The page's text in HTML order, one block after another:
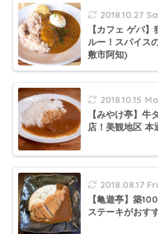
2018.10.27
【カフェ ゲバ
ルー！スパイス
敷市阿知)
2018.10.15
【みやけ亭】牛
店！美観地区
2018.08.17 Fri
【亀遊亭】築
ステーキがおす